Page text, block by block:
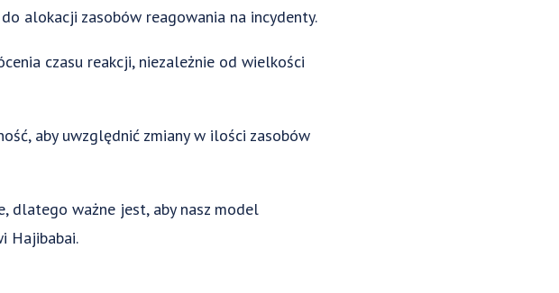
alokacji zasobów reagowania na incydenty.
czasu reakcji, niezależnie od wielkości
aby uwzględnić zmiany w ilości zasobów
dlatego ważne jest, aby nasz model
Hajibabai.